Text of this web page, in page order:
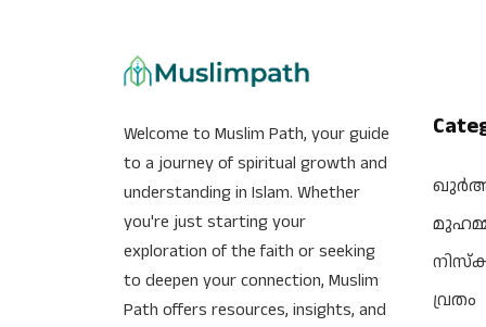
Welcome to Muslim Path, your guide
to a journey of spiritual growth and
understanding in Islam. Whether
you're just starting your
exploration of the faith or seeking
to deepen your connection, Muslim
Path offers resources, insights, and
വ്രതം